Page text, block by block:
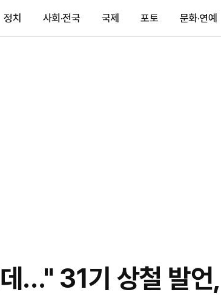
정치 사회·전국 국제 포토 문화·연예
…" 31기 상철 발언